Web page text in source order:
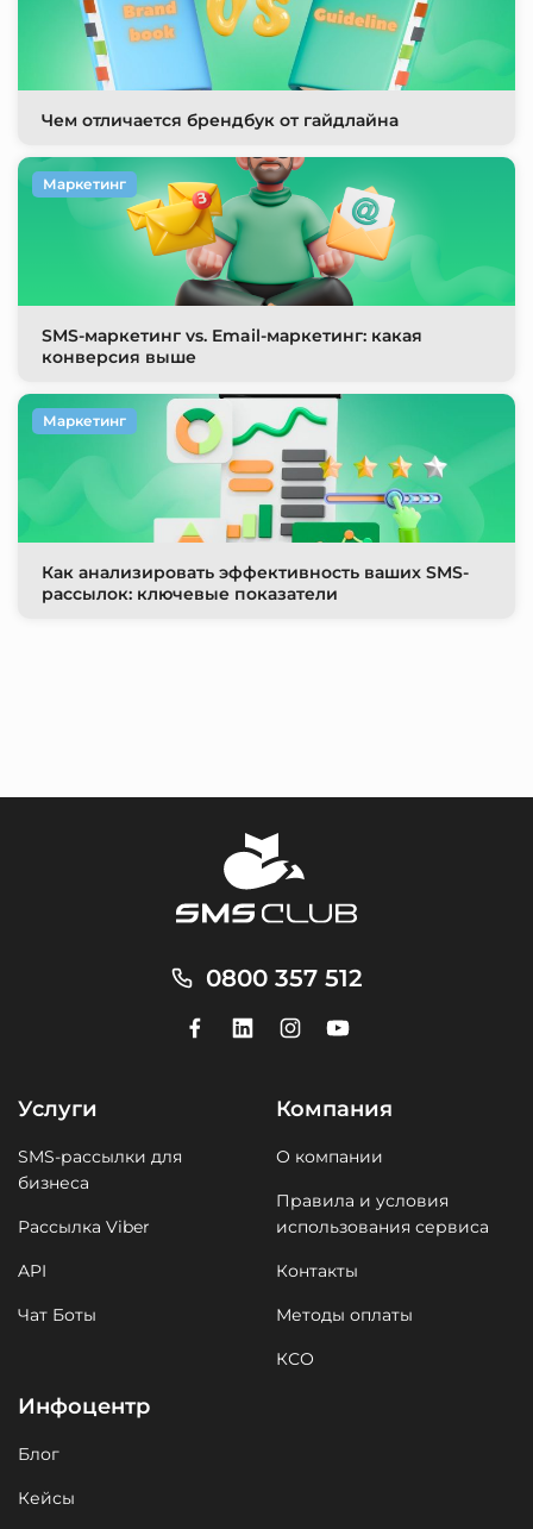
Чем отличается брендбук от гайдлайна
SMS-маркетинг vs. Email-маркетинг: какая
конверсия выше
Маркетинг
Как анализировать эффективность ваших SMS-
рассылок: ключевые показатели
Маркетинг
0800 357 512
Услуги
SMS-рассылки для
бизнеса
Рассылка Viber
API
Чат Боты
Компания
О компании
Правила и условия
использования сервиса
Контакты
Методы оплаты
КСО
Инфоцентр
Блог
Кейсы